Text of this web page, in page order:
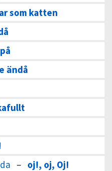
som katten
ändå
– oj!, oj, Oj!